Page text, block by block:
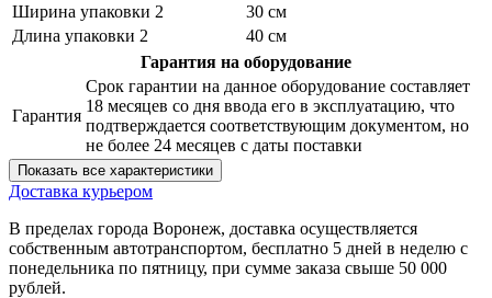
Ширина упаковки 2
30 см
Длина упаковки 2
40 см
Гарантия на оборудование
Гарантия
Срок гарантии на данное оборудование составляет
18 месяцев со дня ввода его в эксплуатацию, что
подтверждается соответствующим документом, но
не более 24 месяцев с даты поставки
Показать все характеристики
Доставка курьером
В пределах города Воронеж, доставка осуществляется
собственным автотранспортом, бесплатно 5 дней в неделю с
понедельника по пятницу, при сумме заказа свыше 50 000
рублей.